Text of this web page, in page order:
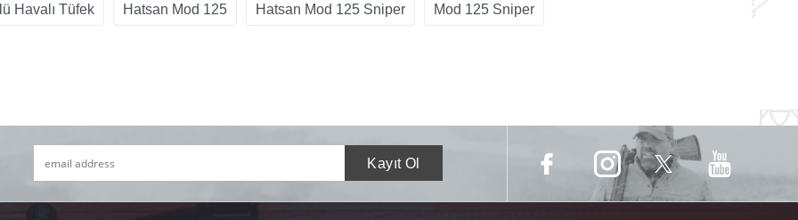
Havalı Tüfek Hatsan Mod 125 Hatsan Mod 125 Sniper Mod 125 Sniper